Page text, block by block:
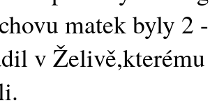
matek byly 2
v